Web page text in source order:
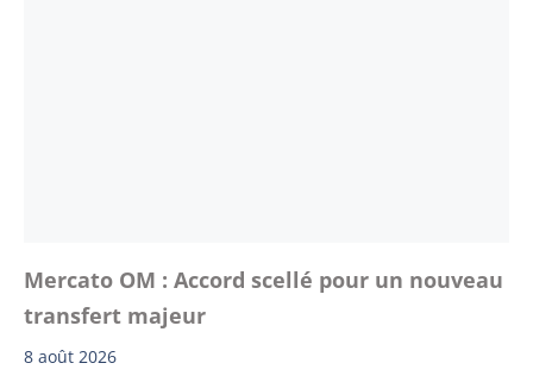
Mercato OM : Accord scellé pour un nouveau
transfert majeur
8 août 2026